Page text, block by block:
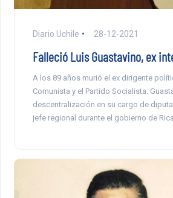
Diario Uchile 28-12-2021
Falleció Luis Guastavino, ex
A los 89 años murió el ex dirigente
Comunista y el Partido Socialista.
descentralización en su cargo de
jefe regional durante el gobierno de